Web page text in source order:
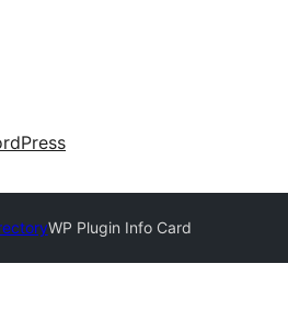
WP Plugin Info Card